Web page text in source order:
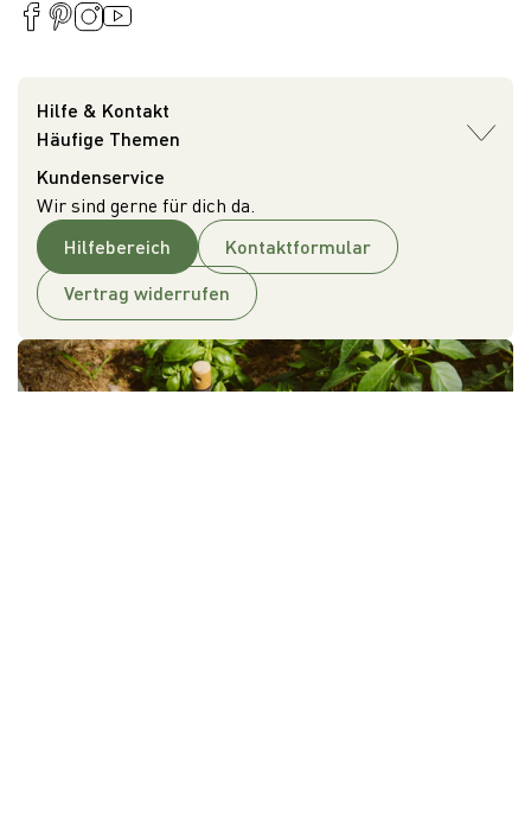
Hilfe & Kontakt
Häufige Themen
Kundenservice
Wir sind gerne für dich da.
Hilfebereich
Kontaktformular
Vertrag widerrufen